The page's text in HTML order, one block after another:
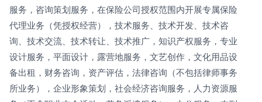
服务，咨询策划服务，在保险公司授权范围内开展专属保险
代理业务（凭授权经营），技术服务、技术开发、技术咨
询、技术交流、技术转让、技术推广，知识产权服务，专业
设计服务，平面设计，露营地服务，文艺创作，文化用品设
备出租，财务咨询，资产评估，法律咨询（不包括律师事务
所业务），企业形象策划，社会经济咨询服务，人力资源服